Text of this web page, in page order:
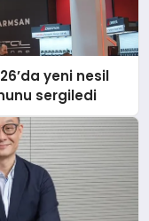
yeni nesil
sergiledi